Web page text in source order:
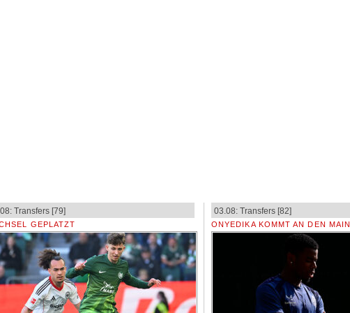
Transfers [79]
GEPLATZT
03.08: Transfers [82]
ONYEDIKA KOMMT AN DEN MAIN